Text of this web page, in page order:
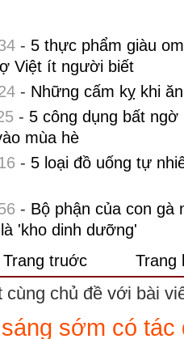
- 5 thực phẩm giàu
Việt ít người biết
- Những cấm kỵ khi
- 5 công dụng bất
mùa hè
- 5 loại đồ uống tự
- Bộ phận của con gà
'kho dinh dưỡng'
Trang truớc
Trang
cùng chủ đề với bài
sớm có tác